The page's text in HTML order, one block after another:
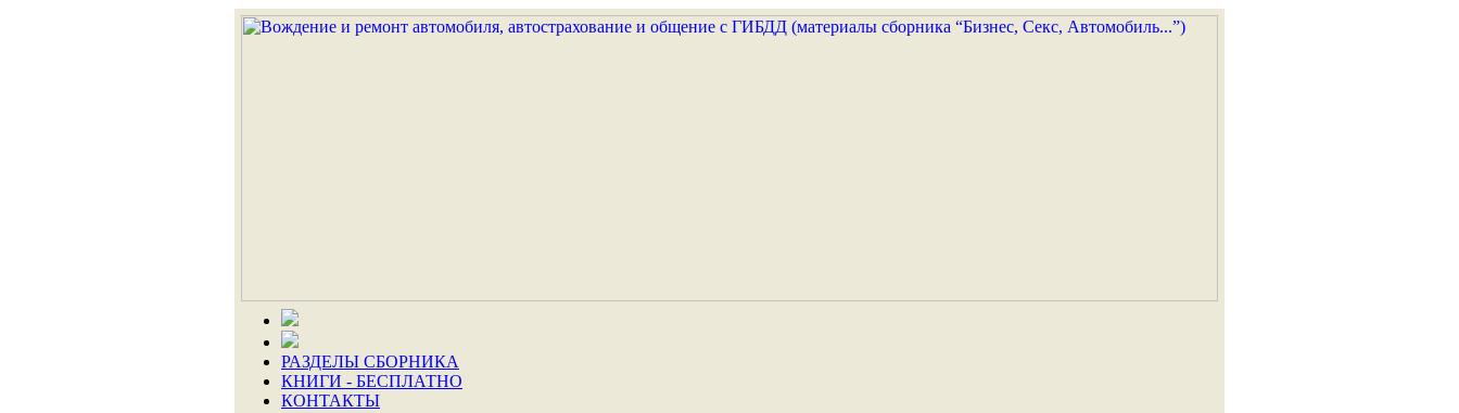
РАЗДЕЛЫ СБОРНИКА
КНИГИ - БЕСПЛАТНО
КОНТАКТЫ